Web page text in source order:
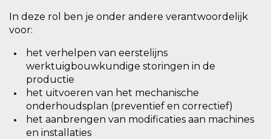
In deze rol ben je onder andere verantwoordelijk
voor:
het verhelpen van eerstelijns
werktuigbouwkundige storingen in de
productie
het uitvoeren van het mechanische
onderhoudsplan (preventief en correctief)
het aanbrengen van modificaties aan machines
en installaties